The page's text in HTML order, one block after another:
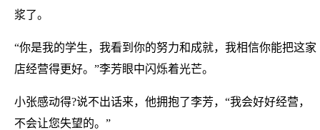
浆了。
“你是我的学生，我看到你的努力和成就，我相信你能把这家
店经营得更好。”李芳眼中闪烁着光芒。
小张感动得?说不出话来，他拥抱了李芳，“我会好好经营，
不会让您失望的。”